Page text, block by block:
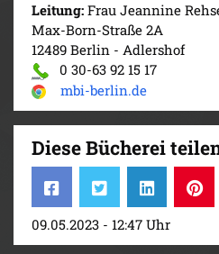
Leitung: Frau Jeannine
Max-Born-Straße 2A
12489 Berlin - Adlershof
0 30-63 92 15 17
mbi-berlin.de
Diese Bücherei
09.05.2023 - 12:47 Uhr